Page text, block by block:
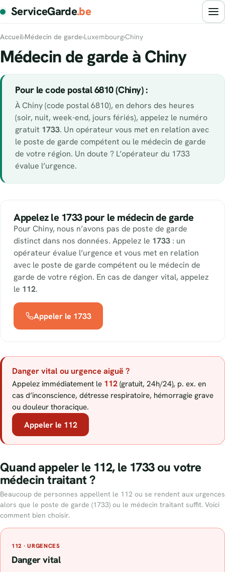
ServiceGarde.be
Accueil›Médecin de garde›Luxembourg›Chiny
Médecin de garde à Chiny
Pour le code postal 6810 (Chiny) :
À Chiny (code postal 6810), en dehors des heures
(soir, nuit, week-end, jours fériés), appelez le numéro
gratuit 1733. Un opérateur vous met en relation avec
le poste de garde compétent ou le médecin de garde
de votre région. Un doute ? L’opérateur du 1733
évalue l’urgence.
Appelez le 1733 pour le médecin de garde
Pour Chiny, nous n’avons pas de poste de garde
distinct dans nos données. Appelez le 1733 : un
opérateur évalue l’urgence et vous met en relation
avec le poste de garde compétent ou le médecin de
garde de votre région. En cas de danger vital, appelez
le 112.
Appeler le 1733
Danger vital ou urgence aiguë ?
Appelez immédiatement le 112 (gratuit, 24h/24), p. ex. en
cas d’inconscience, détresse respiratoire, hémorragie grave
ou douleur thoracique.
Appeler le 112
Quand appeler le 112, le 1733 ou votre
médecin traitant ?
Beaucoup de personnes appellent le 112 ou se rendent aux urgences
alors que le poste de garde (1733) ou le médecin traitant suffit. Voici
comment bien choisir.
112 · URGENCES
Danger vital